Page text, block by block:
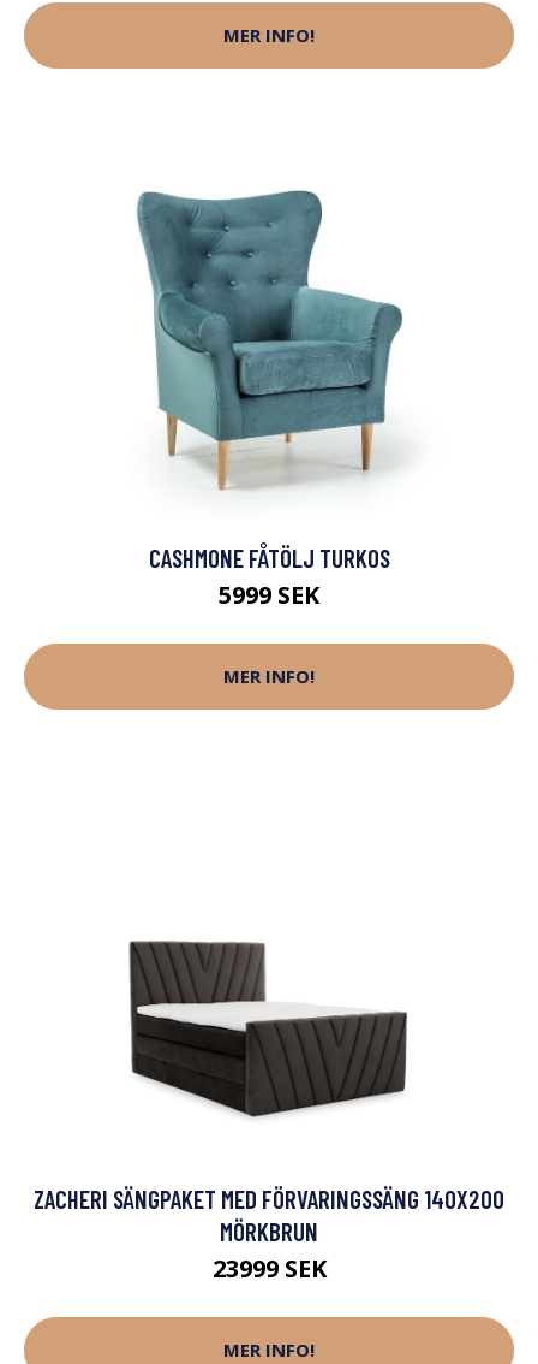
MER INFO!
CASHMONE FÅTÖLJ TURKOS
5999 SEK
MER INFO!
ZACHERI SÄNGPAKET MED FÖRVARINGSSÄNG 140X200
MÖRKBRUN
23999 SEK
MER INFO!